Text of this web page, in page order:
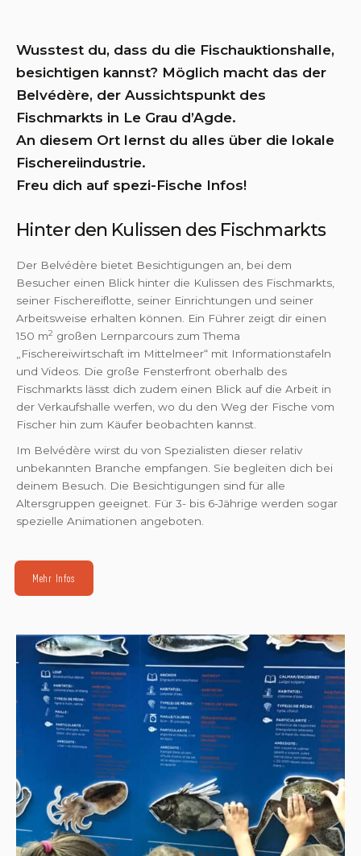
Wusstest du, dass du die Fischauktionshalle,
besichtigen kannst? Möglich macht das der
Belvédère, der Aussichtspunkt des
Fischmarkts in Le Grau d’Agde.
An diesem Ort lernst du alles über die lokale
Fischereiindustrie.
Freu dich auf spezi-Fische Infos!
Hinter den Kulissen des Fischmarkts
Der Belvédère bietet Besichtigungen an, bei dem
Besucher einen Blick hinter die Kulissen des Fischmarkts,
seiner Fischereiflotte, seiner Einrichtungen und seiner
Arbeitsweise erhalten können. Ein Führer zeigt dir einen
150 m2 großen Lernparcours zum Thema
„Fischereiwirtschaft im Mittelmeer“ mit Informationstafeln
und Videos. Die große Fensterfront oberhalb des
Fischmarkts lässt dich zudem einen Blick auf die Arbeit in
der Verkaufshalle werfen, wo du den Weg der Fische vom
Fischer hin zum Käufer beobachten kannst.
Im Belvédère wirst du von Spezialisten dieser relativ
unbekannten Branche empfangen. Sie begleiten dich bei
deinem Besuch. Die Besichtigungen sind für alle
Altersgruppen geeignet. Für 3- bis 6-Jährige werden sogar
spezielle Animationen angeboten.
Mehr Infos